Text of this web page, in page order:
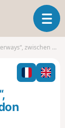
T
o
l
e
n
Oxford und London